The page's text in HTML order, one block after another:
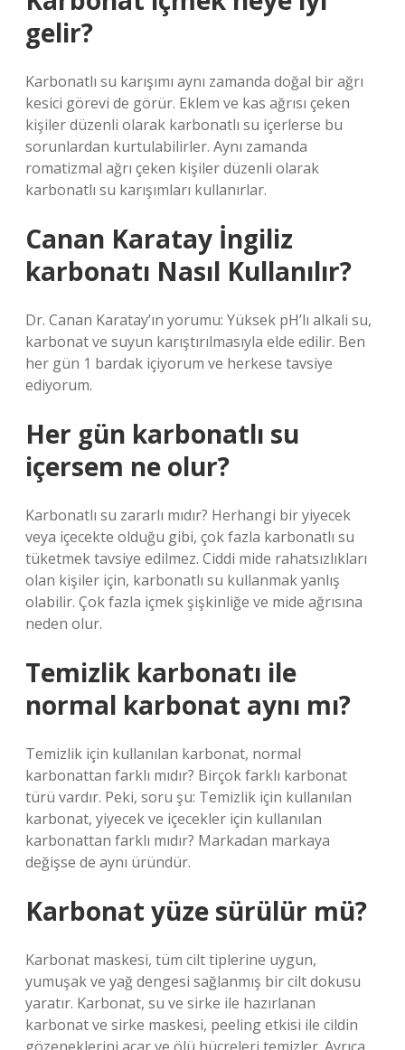
gelir?
Karbonatlı su karışımı aynı zamanda doğal bir ağrı
kesici görevi de görür. Eklem ve kas ağrısı çeken
kişiler düzenli olarak karbonatlı su içerlerse bu
sorunlardan kurtulabilirler. Aynı zamanda
romatizmal ağrı çeken kişiler düzenli olarak
karbonatlı su karışımları kullanırlar.
Canan Karatay İngiliz
karbonatı Nasıl Kullanılır?
Dr. Canan Karatay’ın yorumu: Yüksek pH’lı alkali su,
karbonat ve suyun karıştırılmasıyla elde edilir. Ben
her gün 1 bardak içiyorum ve herkese tavsiye
ediyorum.
Her gün karbonatlı su
içersem ne olur?
Karbonatlı su zararlı mıdır? Herhangi bir yiyecek
veya içecekte olduğu gibi, çok fazla karbonatlı su
tüketmek tavsiye edilmez. Ciddi mide rahatsızlıkları
olan kişiler için, karbonatlı su kullanmak yanlış
olabilir. Çok fazla içmek şişkinliğe ve mide ağrısına
neden olur.
Temizlik karbonatı ile
normal karbonat aynı mı?
Temizlik için kullanılan karbonat, normal
karbonattan farklı mıdır? Birçok farklı karbonat
türü vardır. Peki, soru şu: Temizlik için kullanılan
karbonat, yiyecek ve içecekler için kullanılan
karbonattan farklı mıdır? Markadan markaya
değişse de aynı üründür.
Karbonat yüze sürülür mü?
Karbonat maskesi, tüm cilt tiplerine uygun,
yumuşak ve yağ dengesi sağlanmış bir cilt dokusu
yaratır. Karbonat, su ve sirke ile hazırlanan
karbonat ve sirke maskesi, peeling etkisi ile cildin